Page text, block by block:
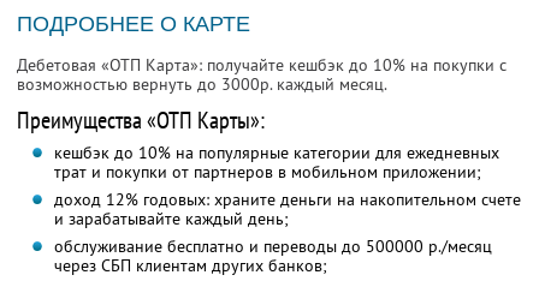
ПОДРОБНЕЕ О КАРТЕ
Дебетовая «ОТП Карта»: получайте кешбэк до 10% на покупки с
возможностью вернуть до 3000р. каждый месяц.
Преимущества «ОТП Карты»:
кешбэк до 10% на популярные категории для ежедневных
трат и покупки от партнеров в мобильном приложении;
доход 12% годовых: храните деньги на накопительном счете
и зарабатывайте каждый день;
обслуживание бесплатно и переводы до 500000 р./месяц
через СБП клиентам других банков;